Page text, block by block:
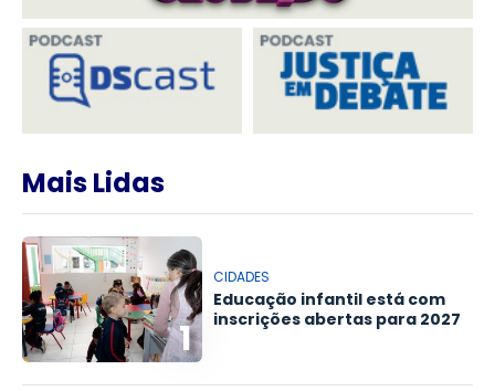
Mais Lidas
1
CIDADES
Educação infantil está com
inscrições abertas para 2027